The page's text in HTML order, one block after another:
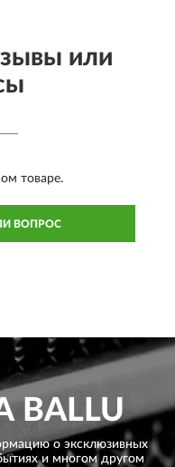
или
товаре.
ВОПРОС
BALLU
о эксклюзивных
и многом другом